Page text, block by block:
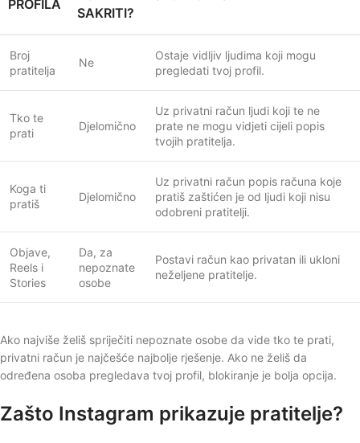
PROFILA
SAKRITI?
Broj
pratitelja
Ne
Ostaje vidljiv ljudima koji mogu
pregledati tvoj profil.
Tko te
prati
Djelomično
Uz privatni račun ljudi koji te ne
prate ne mogu vidjeti cijeli popis
tvojih pratitelja.
Koga ti
pratiš
Djelomično
Uz privatni račun popis računa koje
pratiš zaštićen je od ljudi koji nisu
odobreni pratitelji.
Objave,
Reels i
Stories
Da, za
nepoznate
osobe
Postavi račun kao privatan ili ukloni
neželjene pratitelje.
Ako najviše želiš spriječiti nepoznate osobe da vide tko te prati,
privatni račun je najčešće najbolje rješenje. Ako ne želiš da
određena osoba pregledava tvoj profil, blokiranje je bolja opcija.
Zašto Instagram prikazuje pratitelje?